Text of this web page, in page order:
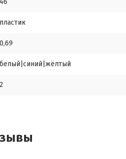
46
пластик
0,69
белый|синий|жёлтый
2